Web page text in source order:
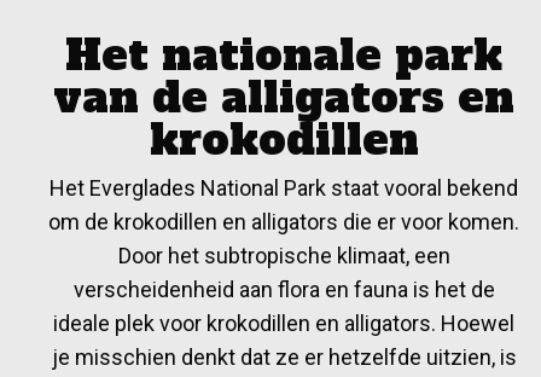
Het nationale park
van de alligators en
krokodillen
Het Everglades National Park staat vooral bekend
om de krokodillen en alligators die er voor komen.
Door het subtropische klimaat, een
verscheidenheid aan flora en fauna is het de
ideale plek voor krokodillen en alligators. Hoewel
je misschien denkt dat ze er hetzelfde uitzien, is